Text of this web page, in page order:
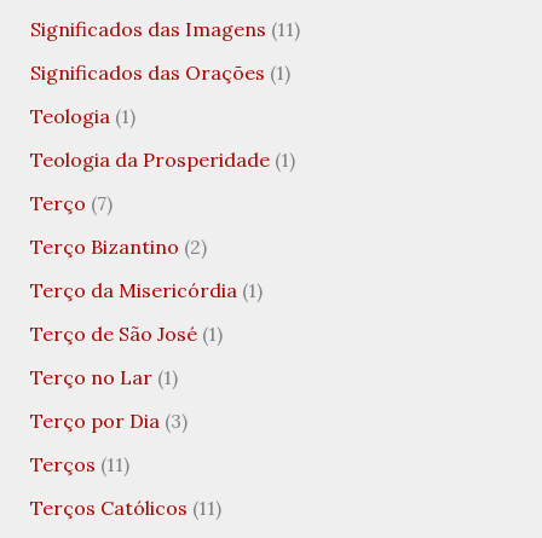
Significados das Imagens (11)
Significados das Orações (1)
Teologia(1)
Teologia da Prosperidade(1)
Terço (7)
Terço Bizantino (2)
Terço da Misericórdia(1)
Terço de São José(1)
Terço no Lar(1)
Terço por Dia(3)
Terços (11)
Terços Católicos (11)